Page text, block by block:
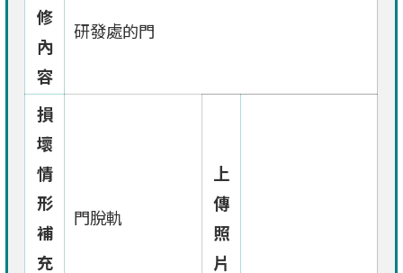
修
內
容
研發處的門
損
壞
情
形
補
充
門脫軌
上
傳
照
片